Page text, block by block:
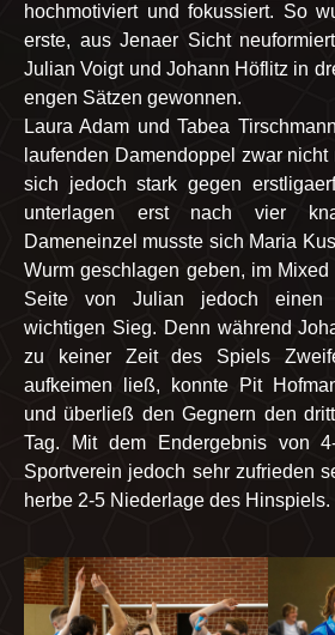
hochmotiviert und fokussiert. So
erste, aus Jenaer Sicht
Julian Voigt und Johann Höflitz in
engen Sätzen gewonnen.
Laura Adam und Tabea
laufenden Damendoppel zwar
sich jedoch stark gegen
unterlagen erst nach vier
Dameneinzel musste sich Maria
Wurm geschlagen geben, im
Seite von Julian jedoch einen
wichtigen Sieg. Denn während
zu keiner Zeit des Spiels
aufkeimen ließ, konnte Pit
und überließ den Gegnern den
Tag. Mit dem Endergebnis von
Sportverein jedoch sehr zufrieden
herbe 2-5 Niederlage des Hinspiels.